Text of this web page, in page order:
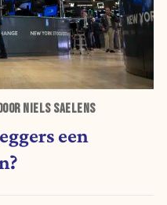
NIELS SAELENS
een